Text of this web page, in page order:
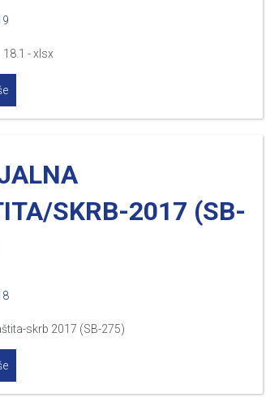
- xlsx
SKRB-2017 (SB-
skrb 2017 (SB-275)